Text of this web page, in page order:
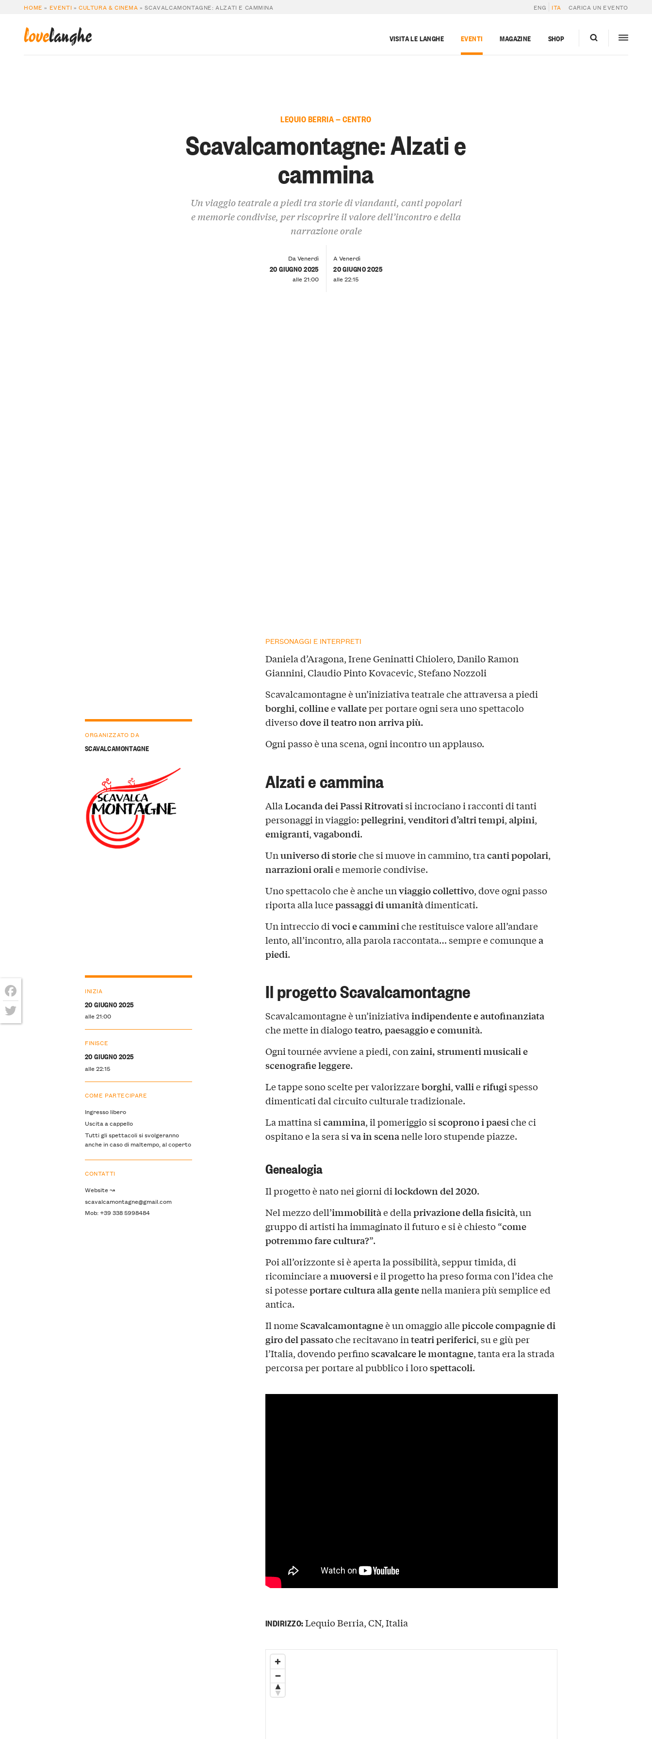
HOME » EVENTI »CULTURA & CINEMA »SCAVALCAMONTAGNE: ALZATI E CAMMINA ENG ITA CARICA UN EVENTO
lovelanghe VISITA LE LANGHE EVENTI MAGAZINE SHOP
LEQUIO BERRIA — CENTRO
Scavalcamontagne: Alzati e
cammina
Un viaggio teatrale a piedi tra storie di viandanti, canti popolari
e memorie condivise, per riscoprire il valore dell’incontro e della
narrazione orale
Da Venerdì
20 GIUGNO 2025
alle 21:00
A Venerdì
20 GIUGNO 2025
alle 22:15
PERSONAGGI E INTERPRETI
Daniela d’Aragona, Irene Geninatti Chiolero, Danilo Ramon
Giannini, Claudio Pinto Kovacevic, Stefano Nozzoli
Scavalcamontagne è un’iniziativa teatrale che attraversa a piedi
borghi,collineevallateper portare ogni sera uno spettacolo
diversodove il teatro non arriva più.
Ogni passo è una scena, ogni incontro un applauso.
Alzati e cammina
AllaLocanda dei Passi Ritrovatisi incrociano i racconti di tanti
personaggi in viaggio:pellegrini,venditori d’altri tempi,alpini,
emigranti,vagabondi.
Ununiverso di storieche si muove in cammino, tracanti popolari,
narrazioni oralie memorie condivise.
Uno spettacolo che è anche unviaggio collettivo, dove ogni passo
riporta alla lucepassaggi di umanitàdimenticati.
Un intreccio divoci e camminiche restituisce valore all’andare
lento, all’incontro, alla parola raccontata… sempre e comunquea
piedi.
Il progetto Scavalcamontagne
Scavalcamontagne è un’iniziativaindipendente e autofinanziata
che mette in dialogoteatro, paesaggio e comunità.
Ogni tournée avviene a piedi, conzaini, strumenti musicali e
scenografie leggere.
Le tappe sono scelte per valorizzareborghi,vallierifugispesso
dimenticati dal circuito culturale tradizionale.
La mattina sicammina, il pomeriggio siscoprono i paesiche ci
ospitano e la sera siva in scenanelle loro stupende piazze.
Genealogia
Il progetto è nato nei giorni dilockdown del 2020.
Nel mezzo dell’immobilitàe dellaprivazione della fisicità, un
gruppo di artisti ha immaginato il futuro e si è chiesto “come
potremmo fare cultura?”.
Poi all’orizzonte si è aperta la possibilità, seppur timida, di
ricominciare amuoversie il progetto ha preso forma con l’idea che
si potesseportare cultura alla gentenella maniera più semplice ed
antica.
Il nomeScavalcamontagneè un omaggio allepiccole compagnie di
giro del passatoche recitavano inteatri periferici, su e giù per
l’Italia, dovendo perfinoscavalcare le montagne, tanta era la strada
percorsa per portare al pubblico i lorospettacoli.
ORGANIZZATO DA
SCAVALCAMONTAGNE
INIZIA
20 GIUGNO 2025
alle 21:00
FINISCE
20 GIUGNO 2025
alle 22:15
COME PARTECIPARE
Ingresso libero
Uscita a cappello
Tutti gli spettacoli si svolgeranno
anche in caso di maltempo, al coperto
CONTATTI
Website ↝
scavalcamontagne@gmail.com
Mob: +39 338 5998484
INDIRIZZO:Lequio Berria, CN, Italia
Facebook
Twitter